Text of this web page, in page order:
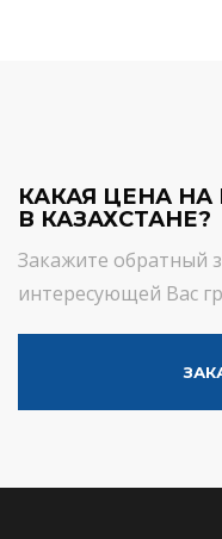
КАКАЯ ЦЕНА
В КАЗАХСТАНЕ?
Закажите обратный
интересующей Вас